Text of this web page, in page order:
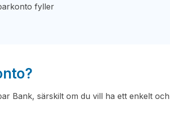
fyller
Bank, särskilt om du vill ha ett enkelt